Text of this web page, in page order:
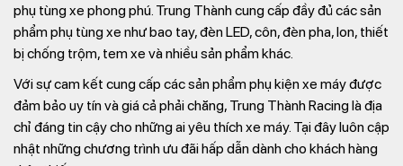
phụ tùng xe phong phú. Trung Thành cung cấp đầy đủ các sản
phẩm phụ tùng xe như bao tay, đèn LED, côn, đèn pha, lon, thiết
bị chống trộm, tem xe và nhiều sản phẩm khác.
Với sự cam kết cung cấp các sản phẩm phụ kiện xe máy được
đảm bảo uy tín và giá cả phải chăng, Trung Thành Racing là địa
chỉ đáng tin cậy cho những ai yêu thích xe máy. Tại đây luôn cập
nhật những chương trình ưu đãi hấp dẫn dành cho khách hàng